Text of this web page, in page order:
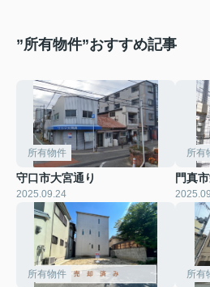
”所有物件”おすすめ記事
所有物件
守口市大宮通り
2025.09.24
所有
門真
所有物件 所有